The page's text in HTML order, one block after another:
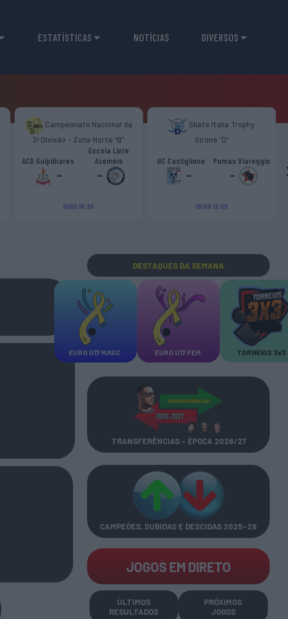
ESTATÍSTICAS NOTÍCIAS DIVERSOS
Campeonato Nacional da
3ª Divisão - Zona Norte “B”
ACD Gulpilhares
-
Escola Livre
Azeméis
-
15/05 18:30
Skate Italia Trophy
Girone “D”
HC Castiglione
-
Pumas Viareggio
-
19/09 18:00
DESTAQUES DA SEMANA
EURO U17 MASC. EURO U17 FEM. TORNEIOS 3x3
TRANSFERÊNCIAS - ÉPOCA 2026/27
CAMPEÕES, SUBIDAS E DESCIDAS 2025-26
JOGOS EM DIRETO
ÚLTIMOS
RESULTADOS
PRÓXIMOS
JOGOS